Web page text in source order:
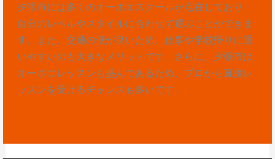
夕張市には多くのオーボエスクールが点在しており、
自分のレベルやスタイルに合わせて選ぶことができま
す。また、交通の便が良いため、仕事や学校帰りに通
いやすいのも大きなメリットです。さらに、夕張市は
オーボエレッスンも盛んであるため、プロから直接レ
ッスンを受けるチャンスも多いです。